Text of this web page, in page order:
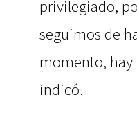
privilegiado,
seguimos de
momento, hay
indicó.